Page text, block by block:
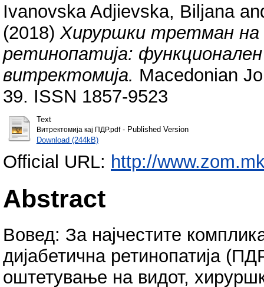
Ivanovska Adjievska, Biljana
(2018) Хируршки третман на
ретинопатија:
витректомија. Macedonian
39. ISSN 1857-9523
Text
Витректомија кај ПДР.pdf- Published Version
Download (244kB)
Official URL: http://
Abstract
Вовед: За најчестите
дијабетична ретинопатија
оштетување на видот,